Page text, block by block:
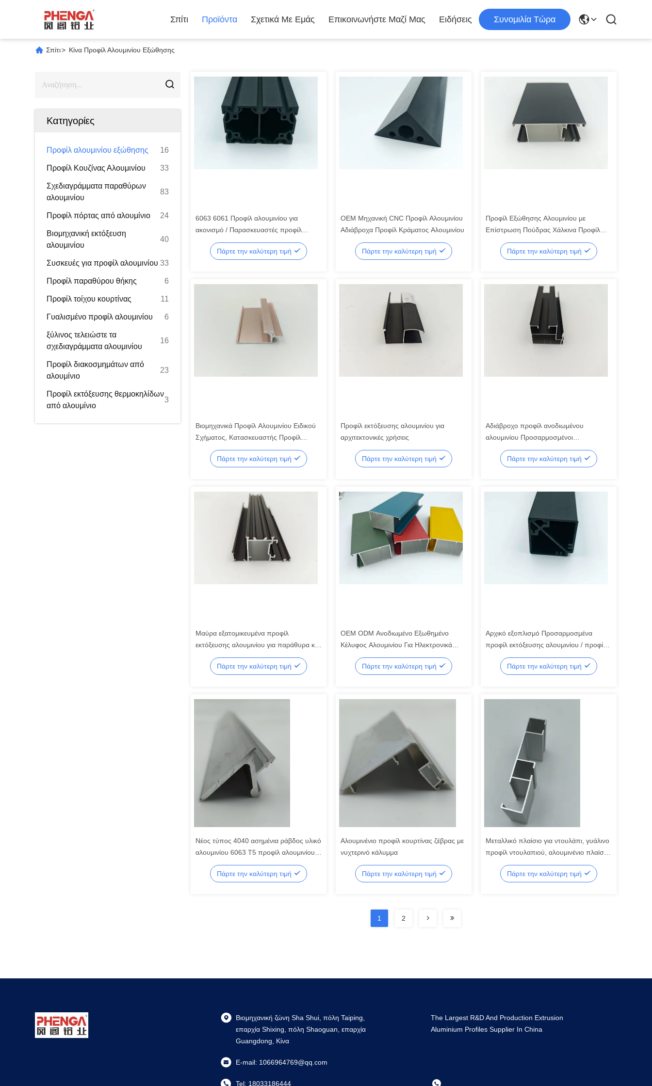
Σπίτι Προϊόντα Σχετικά Με Εμάς Επικοινωνήστε Μαζί Μας Ειδήσεις Συνομιλία Τώρα
Σπίτι> Κίνα Προφίλ Αλουμινίου Εξώθησης
Κατηγορίες
Προφίλ αλουμινίου εξώθησης 16
Προφίλ Κουζίνας Αλουμινίου 33
Σχεδιαγράμματα παραθύρων
αλουμινίου
83
Προφίλ πόρτας από αλουμίνιο 24
Βιομηχανική εκτόξευση
αλουμινίου
40
Συσκευές για προφίλ αλουμινίου 33
Προφίλ παραθύρου θήκης 6
Προφίλ τοίχου κουρτίνας 11
Γυαλισμένο προφίλ αλουμινίου 6
ξύλινος τελειώστε τα
σχεδιαγράμματα αλουμινίου
16
Προφίλ διακοσμημάτων από
αλουμίνιο
23
Προφίλ εκτόξευσης θερμοκηλίδων
από αλουμίνιο
3
6063 6061 Προφίλ αλουμινίου για
ακονισμό / Παρασκευαστές προφίλ
αλουμινίου για ακονισμό
Πάρτε την καλύτερη τιμή
OEM Μηχανική CNC Προφίλ Αλουμινίου
Αδιάβροχα Προφίλ Κράματος Αλουμινίου
Πάρτε την καλύτερη τιμή
Προφίλ Εξώθησης Αλουμινίου με
Επίστρωση Πούδρας Χάλκινα Προφίλ
Εξώθησης Αλουμινίου για Παράθυρα
Πάρτε την καλύτερη τιμή
Βιομηχανικά Προφίλ Αλουμινίου Ειδικού
Σχήματος, Κατασκευαστής Προφίλ
Εξώθησης Αλουμινίου
Πάρτε την καλύτερη τιμή
Προφίλ εκτόξευσης αλουμινίου για
αρχιτεκτονικές χρήσεις
Πάρτε την καλύτερη τιμή
Αδιάβροχο προφίλ ανοδιωμένου
αλουμινίου Προσαρμοσμένοι
κατασκευαστές εξώθησης αλουμινίου
Πάρτε την καλύτερη τιμή
Μαύρα εξατομικευμένα προφίλ
εκτόξευσης αλουμινίου για παράθυρα και
πόρτες
Πάρτε την καλύτερη τιμή
OEM ODM Ανοδιωμένο Εξωθημένο
Κέλυφος Αλουμινίου Για Ηλεκτρονικά
Περιβλήματα
Πάρτε την καλύτερη τιμή
Αρχικό εξοπλισμό Προσαρμοσμένα
προφίλ εκτόξευσης αλουμινίου / προφίλ
φρέματος αλουμινίου με ανωτισμό
Πάρτε την καλύτερη τιμή
Νέος τύπος 4040 ασημένια ράβδος υλικό
αλουμινίου 6063 T5 προφίλ αλουμινίου
κατασκευασμένα κατά παραγγελία στην
Κίνα, προφίλ κραμάτων αλουμινίου με
Πάρτε την καλύτερη τιμή
Αλουμινένιο προφίλ κουρτίνας ζέβρας με
νυχτερινό κάλυμμα
Πάρτε την καλύτερη τιμή
Μεταλλικό πλαίσιο για ντουλάπι, γυάλινο
προφίλ ντουλαπιού, αλουμινένιο πλαίσιο
για γυάλινες συρόμενες πόρτες
ντουλαπιούΠάρτε την καλύτερη τιμή
1 2
Βιομηχανική ζώνη Sha Shui, πόλη Taiping,
επαρχία Shixing, πόλη Shaoguan, επαρχία
Guangdong, Κίνα
E-mail: 1066964769@qq.com
Tel: 18033186444
The Largest R&D And Production Extrusion
Aluminium Profiles Supplier In China